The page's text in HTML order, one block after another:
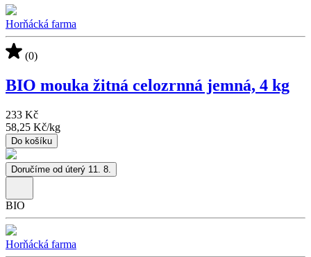
Horňácká farma
(0)
BIO mouka žitná celozrnná jemná, 4 kg
233 Kč
58,25 Kč/kg
Do košíku
Doručíme od úterý 11. 8.
BIO
Horňácká farma